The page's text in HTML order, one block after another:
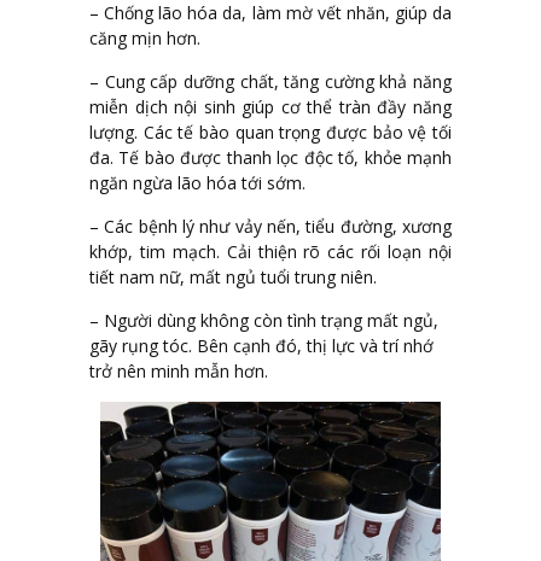
– Chống lão hóa da, làm mờ vết nhăn, giúp da
căng mịn hơn.
– Cung cấp dưỡng chất, tăng cường khả năng
miễn dịch nội sinh giúp cơ thể tràn đầy năng
lượng. Các tế bào quan trọng được bảo vệ tối
đa. Tế bào được thanh lọc độc tố, khỏe mạnh
ngăn ngừa lão hóa tới sớm.
– Các bệnh lý như vảy nến, tiểu đường, xương
khớp, tim mạch. Cải thiện rõ các rối loạn nội
tiết nam nữ, mất ngủ tuổi trung niên.
– Người dùng không còn tình trạng mất ngủ,
gãy rụng tóc. Bên cạnh đó, thị lực và trí nhớ
trở nên minh mẫn hơn.